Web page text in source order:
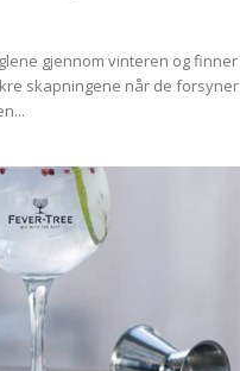
gjennom vinteren og finner
skapningene når de forsyner